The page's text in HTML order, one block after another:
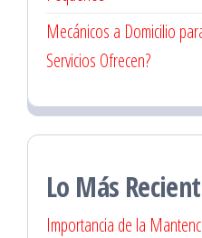
Mecánicos a Domicilio
Servicios Ofrecen?
Lo Más
Importancia de la